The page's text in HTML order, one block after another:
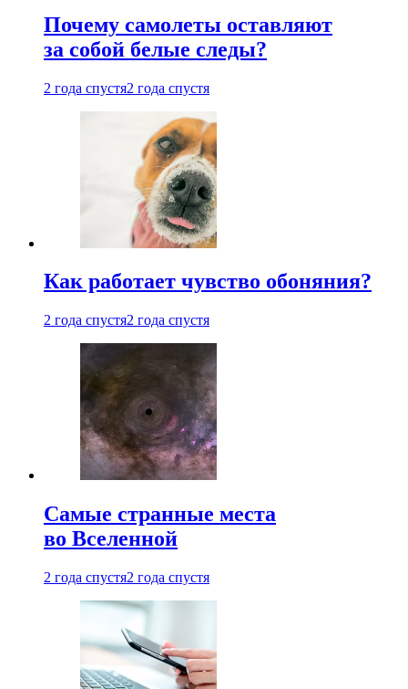
Почему самолеты оставляют
за собой белые следы?
2 года спустя2 года спустя
Как работает чувство обоняния?
2 года спустя2 года спустя
Самые странные места
во Вселенной
2 года спустя2 года спустя